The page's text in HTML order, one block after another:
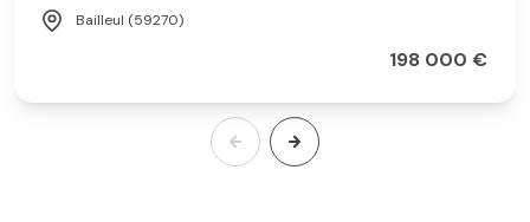
Bailleul (59270)
198 000 €